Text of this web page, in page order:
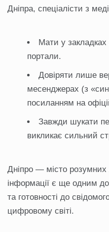
Дніпра, спеціалісти з
Мати у закладках
портали.
Довіряти лише
месенджерах (з
посиланням на
Завжди шукати
викликає сильний
Дніпро — місто розумних
інформації є ще одним
та готовності до
цифровому світі.